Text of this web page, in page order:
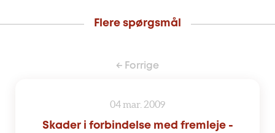
Flere spørgsmål
← Forrige
04 mar. 2009
Skader i forbindelse med fremleje -